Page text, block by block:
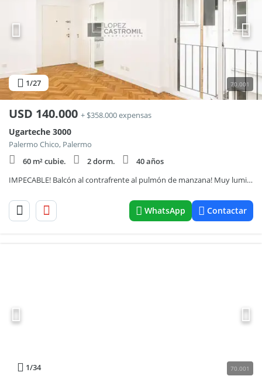
1/27 70.001
USD 140.000 + $358.000 expensas
Ugarteche 3000
Palermo Chico, Palermo
60 m² cubie.
2 dorm.
40 años
IMPECABLE! Balcón al contrafrente al pulmón de manzana! Muy luminoso! Excelente distribución! Lavadero! ÚNICO! OPORT
WhatsApp Contactar
1/34 70.001